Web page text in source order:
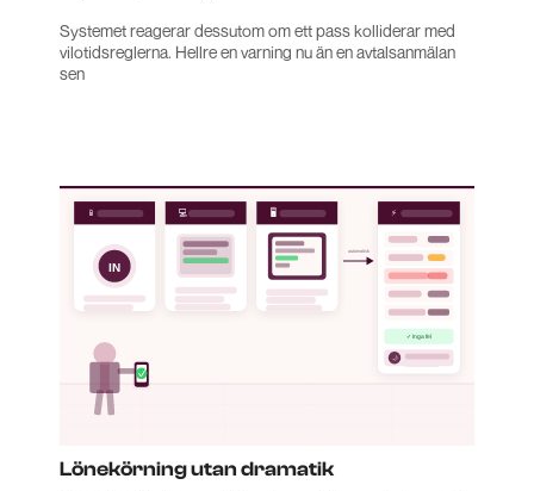
Systemet reagerar dessutom om ett pass kolliderar med
vilotidsreglerna. Hellre en varning nu än en avtalsanmälan
sen
Lönekörning utan dramatik